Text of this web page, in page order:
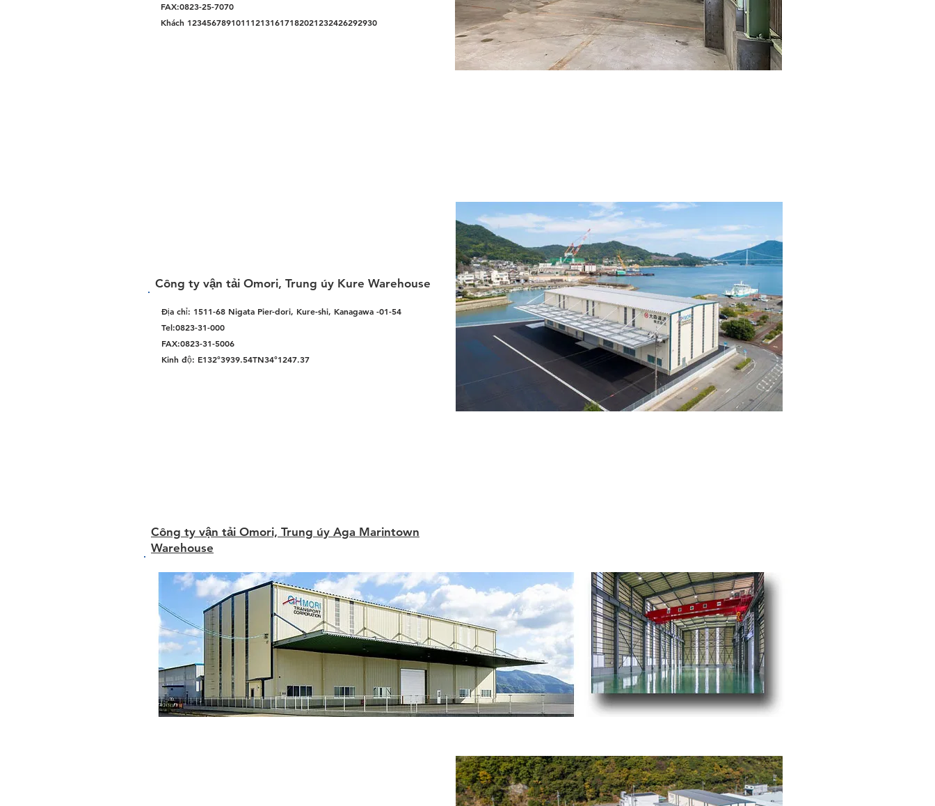
FAX:0823-25-7070
Khách 123456789101112131617182021232426292930
Công ty vận tải Omori, Trung úy Kure Warehouse
Địa chỉ: 1511-68 Nigata Pier-dori, Kure-shi, Kanagawa -01-54
Tel:0823-31-000
FAX:0823-31-5006
Kinh độ: E132°3939.54TN34°1247.37
Công ty vận tải Omori, Trung úy Aga Marintown
Warehouse